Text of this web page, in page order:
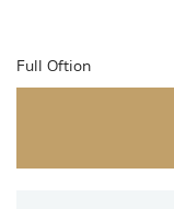
Full Oftion